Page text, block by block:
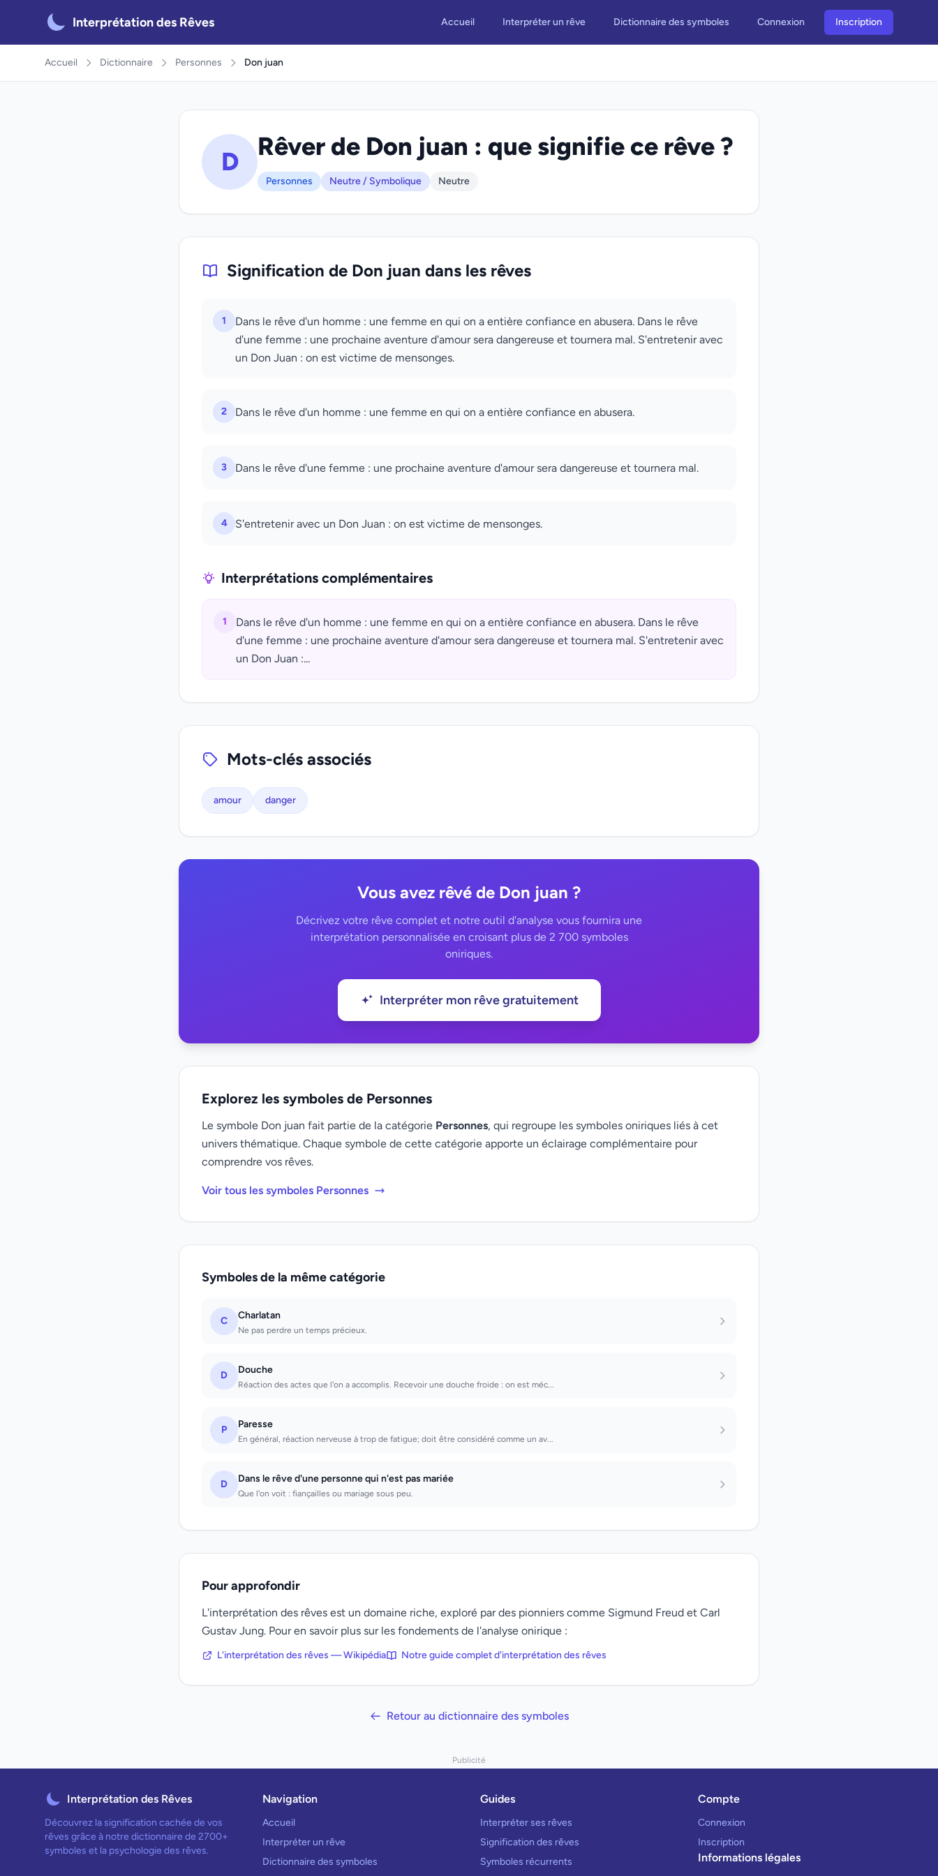
Interprétation des Rêves Accueil Interpréter un rêve Dictionnaire des symboles Connexion Inscription
Accueil Dictionnaire Personnes Don juan
D
Rêver de Don juan : que signifie ce rêve ?
Personnes Neutre / Symbolique Neutre
Signification de Don juan dans les rêves
1
Dans le rêve d'un homme : une femme en qui on a entière confiance en abusera. Dans le rêve
d'une femme : une prochaine aventure d'amour sera dangereuse et tournera mal. S'entretenir avec
un Don Juan : on est victime de mensonges.
2 Dans le rêve d'un homme : une femme en qui on a entière confiance en abusera.
3 Dans le rêve d'une femme : une prochaine aventure d'amour sera dangereuse et tournera mal.
4 S'entretenir avec un Don Juan : on est victime de mensonges.
Interprétations complémentaires
1
Dans le rêve d'un homme : une femme en qui on a entière confiance en abusera. Dans le rêve
d'une femme : une prochaine aventure d'amour sera dangereuse et tournera mal. S'entretenir avec
un Don Juan :...
Mots-clés associés
amour danger
Vous avez rêvé de Don juan ?
Décrivez votre rêve complet et notre outil d'analyse vous fournira une
interprétation personnalisée en croisant plus de 2 700 symboles
oniriques.
Interpréter mon rêve gratuitement
Explorez les symboles de Personnes
Le symbole Don juan fait partie de la catégorie Personnes, qui regroupe les symboles oniriques liés à cet
univers thématique. Chaque symbole de cette catégorie apporte un éclairage complémentaire pour
comprendre vos rêves.
Voir tous les symboles Personnes
Symboles de la même catégorie
C Charlatan
Ne pas perdre un temps précieux.
D Douche
Réaction des actes que l'on a accomplis. Recevoir une douche froide : on est méc...
P Paresse
En général, réaction nerveuse à trop de fatigue; doit être considéré comme un av...
D Dans le rêve d'une personne qui n'est pas mariée
Que l'on voit : fiançailles ou mariage sous peu.
Pour approfondir
L'interprétation des rêves est un domaine riche, exploré par des pionniers comme Sigmund Freud et Carl
Gustav Jung. Pour en savoir plus sur les fondements de l'analyse onirique :
L'interprétation des rêves — Wikipédia Notre guide complet d'interprétation des rêves
Retour au dictionnaire des symboles
Publicité
Interprétation des Rêves
Découvrez la signification cachée de vos
rêves grâce à notre dictionnaire de 2700+
symboles et la psychologie des rêves.
Navigation
Accueil
Interpréter un rêve
Dictionnaire des symboles
Guides
Interpréter ses rêves
Signification des rêves
Symboles récurrents
Compte
Connexion
Inscription
Informations légales